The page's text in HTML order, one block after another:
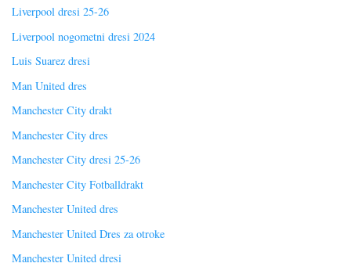
Liverpool dresi 25-26
Liverpool nogometni dresi 2024
Luis Suarez dresi
Man United dres
Manchester City drakt
Manchester City dres
Manchester City dresi 25-26
Manchester City Fotballdrakt
Manchester United dres
Manchester United Dres za otroke
Manchester United dresi